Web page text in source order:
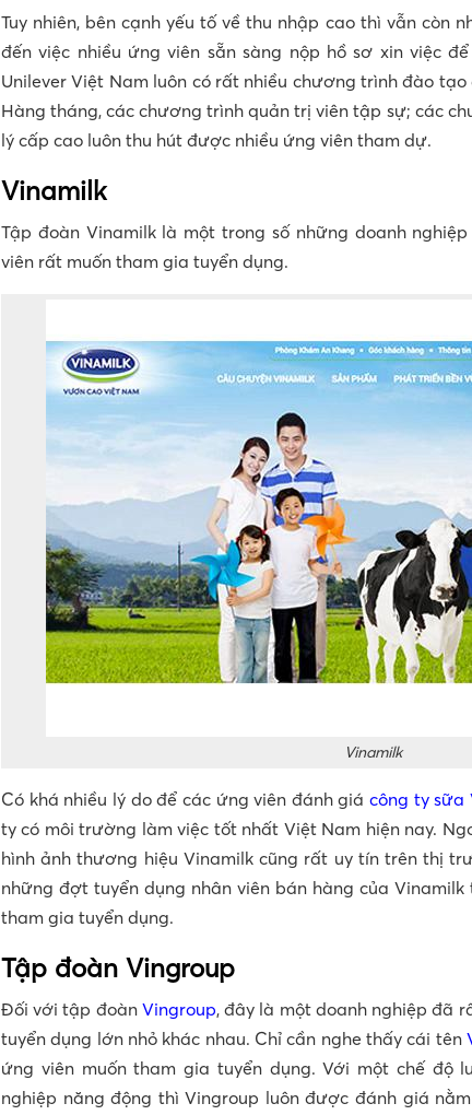
Tuy nhiên, bên cạnh yếu tố về thu nhập cao thì vẫn còn
đến việc nhiều ứng viên sẵn sàng nộp hồ sơ xin việc
Unilever Việt Nam luôn có rất nhiều chương trình đào
Hàng tháng, các chương trình quản trị viên tập sự; các
lý cấp cao luôn thu hút được nhiều ứng viên tham dự.
Vinamilk
Tập đoàn Vinamilk là một trong số những doanh
viên rất muốn tham gia tuyển dụng.
Vinamilk
Có khá nhiều lý do để các ứng viên đánh giácông ty sữa
ty có môi trường làm việc tốt nhất Việt Nam hiện nay.
hình ảnh thương hiệu Vinamilk cũng rất uy tín trên thị
những đợt tuyển dụng nhân viên bán hàng của
tham gia tuyển dụng.
Tập đoàn Vingroup
Đối với tập đoàn Vingroup, đây là một doanh nghiệp đã
tuyển dụng lớn nhỏ khác nhau. Chỉ cần nghe thấy cái tên
ứng viên muốn tham gia tuyển dụng. Với một chế độ
nghiệp năng động thì Vingroup luôn được đánh giá